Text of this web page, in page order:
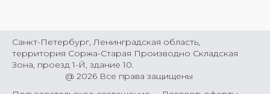
@ 2026 Все права защищены
Санкт-Петербург, Ленинградская область,
территория Соржа-Старая Производно Складская
Зона, проезд 1-Й, здание 10.